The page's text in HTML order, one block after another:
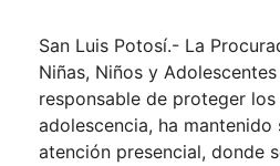
San Luis Potosí.- La
Niñas, Niños y
responsable de proteger
adolescencia, ha
atención presencial, donde